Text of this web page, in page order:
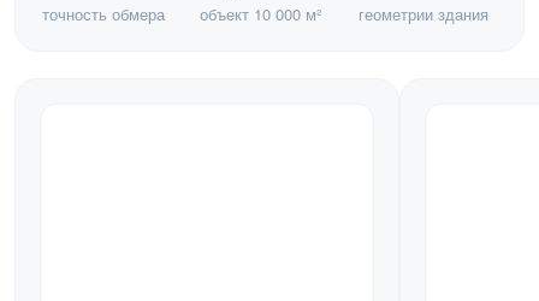
точность обмера объект 10 000 м² геометрии здания